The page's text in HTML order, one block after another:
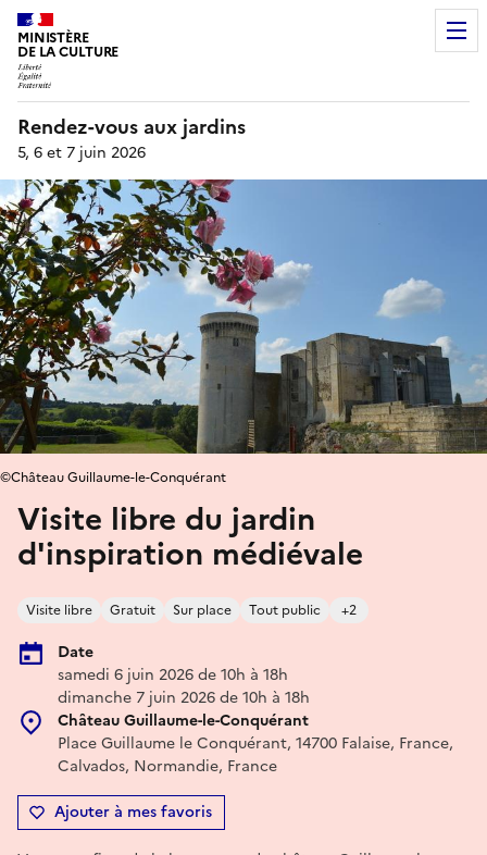
MINISTÈRE
DE LA CULTURE
Rendez-vous aux jardins
5, 6 et 7 juin 2026
Visite libre du jardin
d'inspiration médiévale
Visite libre Gratuit Sur place Tout public +2
Date
samedi 6 juin 2026 de 10h à 18h
dimanche 7 juin 2026 de 10h à 18h
Château Guillaume-le-Conquérant
Place Guillaume le Conquérant, 14700 Falaise, France,
Calvados, Normandie, France
Ajouter à mes favoris
©Château Guillaume-le-Conquérant